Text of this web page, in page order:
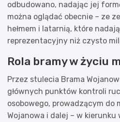
odbudowano, nadając jej
można oglądać obecnie – ze
hełmem i latarnią, które
reprezentacyjny niż czysto
Rola bramy w życiu
Przez stulecia Brama
głównych punktów kontroli
osobowego, prowadzącym do
Wojanowa i dalej – w